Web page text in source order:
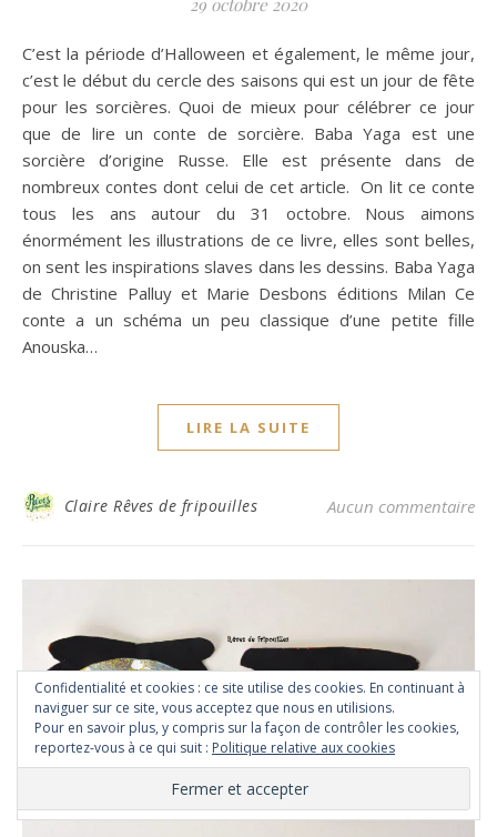
C’est la période d’Halloween et également, le même jour,
c’est le début du cercle des saisons qui est un jour de fête
pour les sorcières. Quoi de mieux pour célébrer ce jour
que de lire un conte de sorcière. Baba Yaga est une
sorcière d’origine Russe. Elle est présente dans de
nombreux contes dont celui de cet article. On lit ce conte
tous les ans autour du 31 octobre. Nous aimons
énormément les illustrations de ce livre, elles sont belles,
on sent les inspirations slaves dans les dessins. Baba Yaga
de Christine Palluy et Marie Desbons éditions Milan Ce
conte a un schéma un peu classique d’une petite fille
Anouska…
LIRE LA SUITE
Claire Rêves de fripouilles Aucun commentaire
Confidentialité et cookies : ce site utilise des cookies. En continuant à
naviguer sur ce site, vous acceptez que nous en utilisions.
Pour en savoir plus, y compris sur la façon de contrôler les cookies,
reportez-vous à ce qui suit : Politique relative aux cookies